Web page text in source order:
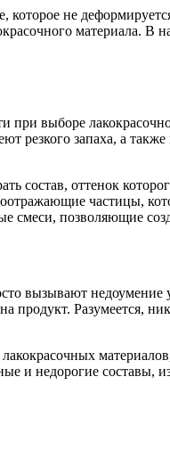
не
материала. В
при выборе
резкого запаха, а
состав, оттенок
частицы,
смеси, позволяющие
вызывают
Разумеется,
и недорогие составы,